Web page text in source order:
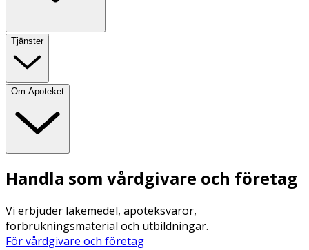
Tjänster
Om Apoteket
Handla som vårdgivare och företag
Vi erbjuder läkemedel, apoteksvaror,
förbrukningsmaterial och utbildningar.
För vårdgivare och företag